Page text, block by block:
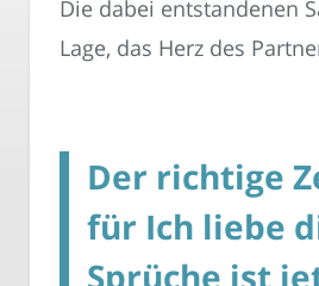
Die dabei entstandenen
Lage, das Herz des
Der richtige
für Ich liebe
Sprüche ist